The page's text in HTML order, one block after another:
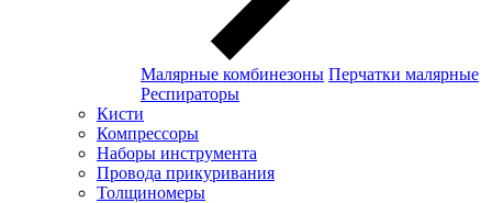
Малярные комбинезоны Перчатки малярные
Респираторы
Кисти
Компрессоры
Наборы инструмента
Провода прикуривания
Толщиномеры